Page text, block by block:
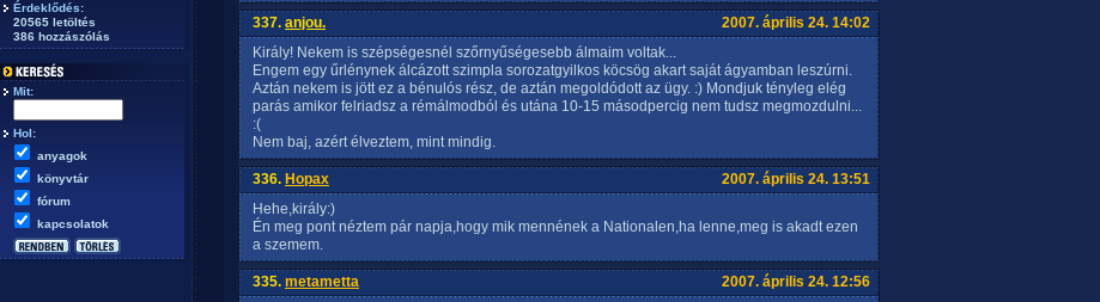
Érdeklődés:
20565 letöltés
386 hozzászólás
Mit:
Hol:
anyagok
könyvtár
fórum
kapcsolatok
337. anjou.
2007. április 24. 14:02
Király! Nekem is szépségesnél szőrnyűségesebb álmaim voltak...
Engem egy űrlénynek álcázott szimpla sorozatgyilkos köcsög akart saját ágyamban leszúrni.
Aztán nekem is jött ez a bénulós rész, de aztán megoldódott az ügy. :) Mondjuk tényleg elég
parás amikor felriadsz a rémálmodból és utána 10-15 másodpercig nem tudsz megmozdulni...
:(
Nem baj, azért élveztem, mint mindig.
336. Hopax
2007. április 24. 13:51
Hehe,király:)
Én meg pont néztem pár napja,hogy mik mennének a Nationalen,ha lenne,meg is akadt ezen
a szemem.
335. metametta
2007. április 24. 12:56